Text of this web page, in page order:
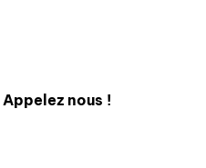
nous !